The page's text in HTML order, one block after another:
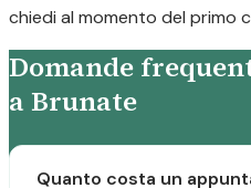
chiedi al momento del primo
Domande
a Brunate
Quanto costa un